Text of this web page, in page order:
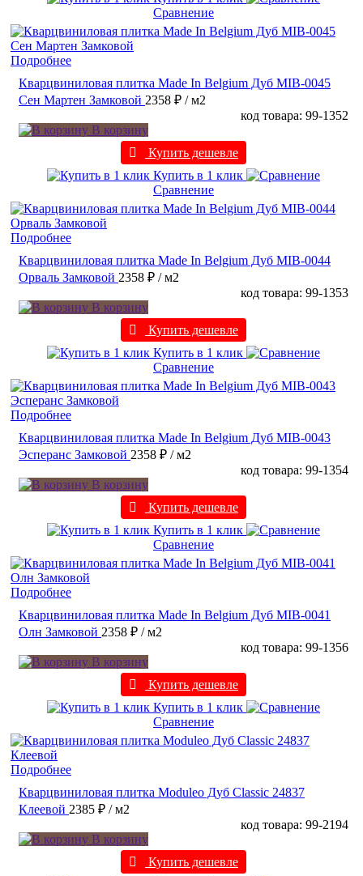
Сравнение
Подробнее
Кварцвиниловая плитка Made In Belgium Дуб MIB-0045
Сен Мартен Замковой 2358 ₽ / м2
код товара: 99-1352
В корзину
Купить дешевле
Купить в 1 клик
Сравнение
Подробнее
Кварцвиниловая плитка Made In Belgium Дуб MIB-0044
Орваль Замковой 2358 ₽ / м2
код товара: 99-1353
В корзину
Купить дешевле
Купить в 1 клик
Сравнение
Подробнее
Кварцвиниловая плитка Made In Belgium Дуб MIB-0043
Эсперанс Замковой 2358 ₽ / м2
код товара: 99-1354
В корзину
Купить дешевле
Купить в 1 клик
Сравнение
Подробнее
Кварцвиниловая плитка Made In Belgium Дуб MIB-0041
Олн Замковой 2358 ₽ / м2
код товара: 99-1356
В корзину
Купить дешевле
Купить в 1 клик
Сравнение
Подробнее
Кварцвиниловая плитка Moduleo Дуб Classic 24837
Клеевой 2385 ₽ / м2
код товара: 99-2194
В корзину
Купить дешевле